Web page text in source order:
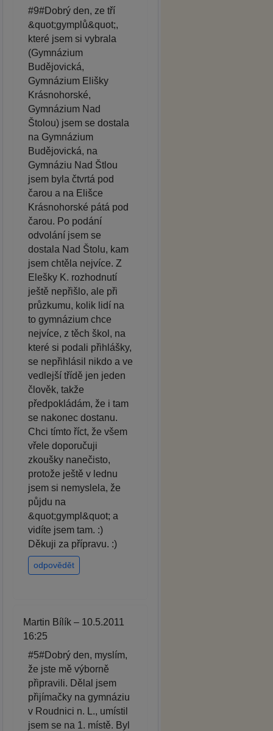
#9#Dobrý den, ze tří
&quot;gymplů&quot;,
které jsem si vybrala
(Gymnázium
Budějovická,
Gymnázium Elišky
Krásnohorské,
Gymnázium Nad
Štolou) jsem se dostala
na Gymnázium
Budějovická, na
Gymnáziu Nad Štlou
jsem byla čtvrtá pod
čarou a na Elišce
Krásnohorské pátá pod
čarou. Po podání
odvolání jsem se
dostala Nad Štolu, kam
jsem chtěla nejvíce. Z
Elešky K. rozhodnutí
ještě nepřišlo, ale při
průzkumu, kolik lidí na
to gymnázium chce
nejvíce, z těch škol, na
které si podali přihlášky,
se nepřihlásil nikdo a ve
vedlejší třídě jen jeden
člověk, takže
předpokládám, že i tam
se nakonec dostanu.
Chci tímto říct, že všem
vřele doporučuji
zkoušky nanečisto,
protože ještě v lednu
jsem si nemyslela, že
půjdu na
&quot;gympl&quot; a
vidíte jsem tam. :)
Děkuji za přípravu. :)
odpovědět
Martin Bílík – 10.5.2011
16:25
#5#Dobrý den, myslím,
že jste mě výborně
připravili. Dělal jsem
přijímačky na gymnáziu
v Roudnici n. L., umístil
jsem se na 1. místě. Byl